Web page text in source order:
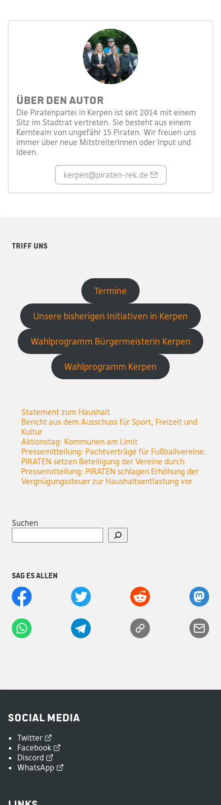
Über den Autor
Die Piratenpartei in Kerpen ist seit 2014 mit einem
Sitz im Stadtrat vertreten. Sie besteht aus einem
Kernteam von ungefähr 15 Piraten. Wir freuen uns
immer über neue MitstreiterInnen oder Input und
Ideen.
kerpen@piraten-rek.de
Triff uns
Termine
Unsere bisherigen Initiativen in Kerpen
Wahlprogramm Bürgermeisterin Kerpen
Wahlprogramm Kerpen
Statement zum Haushalt
Bericht aus dem Ausschuss für Sport, Freizeit und
Kultur
Aktionstag: Kommunen am Limit
Pressemitteilung: Pachtverträge für Fußballvereine:
PIRATEN setzen Beteiligung der Vereine durch
Pressemitteilung: PIRATEN schlagen Erhöhung der
Vergnügungssteuer zur Haushaltsentlastung vor
Suchen
Sag es allen
Social Media
Twitter
Facebook
Discord
WhatsApp